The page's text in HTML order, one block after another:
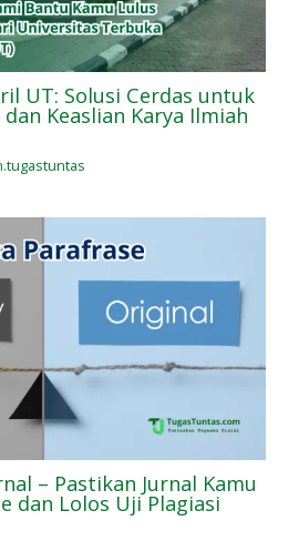
UT: Solusi Cerdas untuk
Keaslian Karya Ilmiah
– Pastikan Jurnal Kamu
dan Lolos Uji Plagiasi